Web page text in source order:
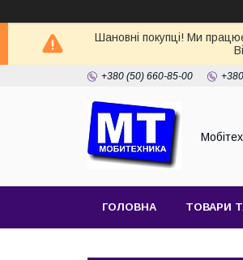
Шановні покупці! Ми
+380 (50) 660-85-00
ГОЛОВНА ТОВАРИ